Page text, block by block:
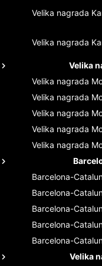
Velika nagrada
Velika nagrada
Velika
Velika nagrada
Velika nagrada
Velika nagrada
Velika nagrada
Velika nagrada
Barcelona-
Barcelona-
Barcelona-
Barcelona-
Barcelona-
Velika